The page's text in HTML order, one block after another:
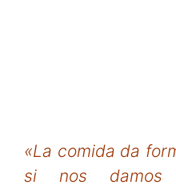
«La comida da
si nos damos